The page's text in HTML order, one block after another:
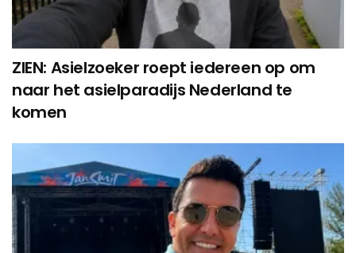
ZIEN: Asielzoeker roept iedereen op om
naar het asielparadijs Nederland te
komen